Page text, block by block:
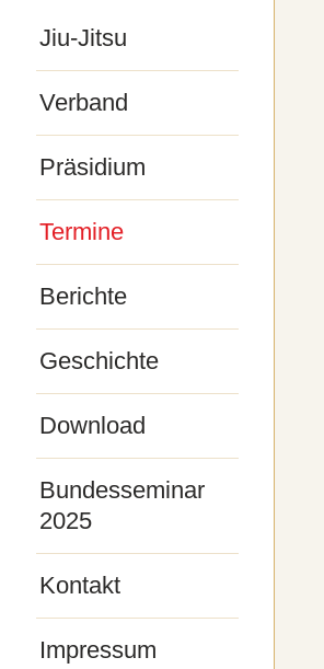
Jiu-Jitsu
Verband
Präsidium
Termine
Berichte
Geschichte
Download
Bundesseminar
2025
Kontakt
Impressum